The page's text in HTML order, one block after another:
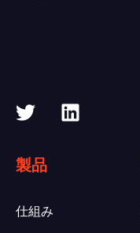
製品
仕組み